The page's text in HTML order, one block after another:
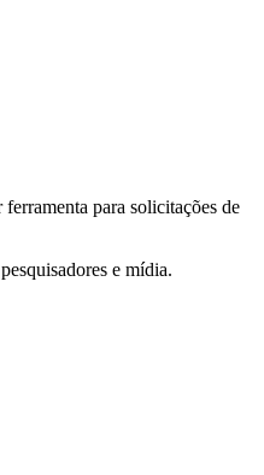
para solicitações de
e mídia.